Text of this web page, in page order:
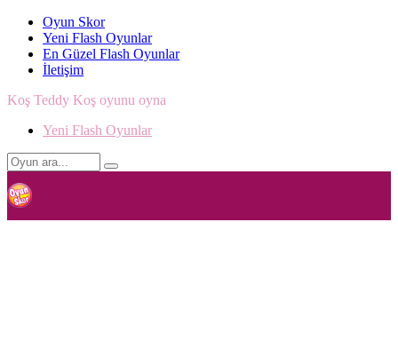
Oyun Skor
Yeni Flash Oyunlar
En Güzel Flash Oyunlar
İletişim
Koş Teddy Koş oyunu oyna
Yeni Flash Oyunlar